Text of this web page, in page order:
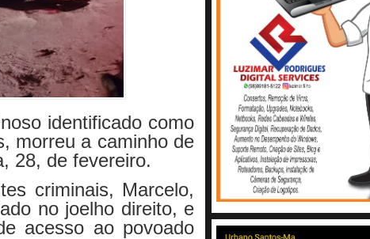
identificado como
morreu a caminho de
28, de fevereiro.
criminais, Marcelo,
no joelho direito, e
acesso ao povoado